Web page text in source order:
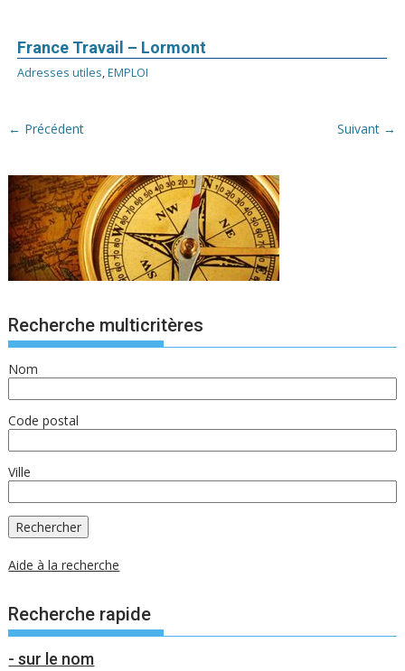
France Travail – Lormont
Adresses utiles,EMPLOI
← Précédent Suivant →
Recherche multicritères
Nom
Code postal
Ville
Aide à la recherche
Recherche rapide
- sur le nom